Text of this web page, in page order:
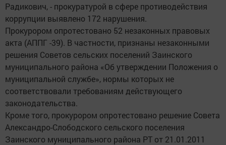
Радикович, - прокуратурой в сфере противодействия
коррупции выявлено 172 нарушения.
Прокурором опротестовано 52 незаконных правовых
акта (АППГ -39). В частности, признаны незаконными
решения Советов сельских поселений Заинского
муниципального района «Об утверждении Положения о
муниципальной службе», нормы которых не
соответствовали требованиям действующего
законодательства.
Кроме того, прокурором опротестовано решение Совета
Александро-Слободского сельского поселения
Заинского муниципального района РТ от 21.01.2011